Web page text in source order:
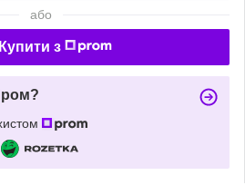
або
Купити з